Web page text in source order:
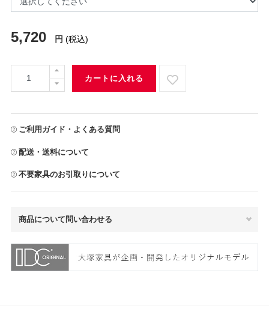
5,720 円 (税込)
カートに入れる
ご利用ガイド・よくある質問
配送・送料について
不要家具のお引取りについて
商品について問い合わせる